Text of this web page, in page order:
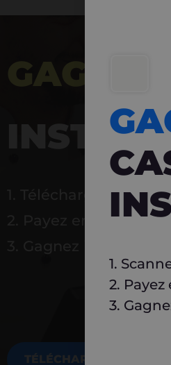
GAGNEZ
1. Téléchargez Carlo
2. Payez en magasin
TÉLÉCHARGEZ
1.
2.
3.